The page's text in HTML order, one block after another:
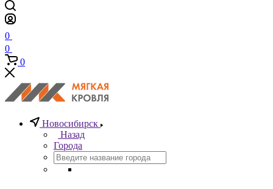
0
0
0
Новосибирск
Назад
Города